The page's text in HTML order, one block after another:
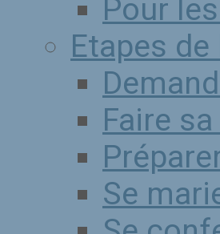
Pour
Etapes de
Faire
Se